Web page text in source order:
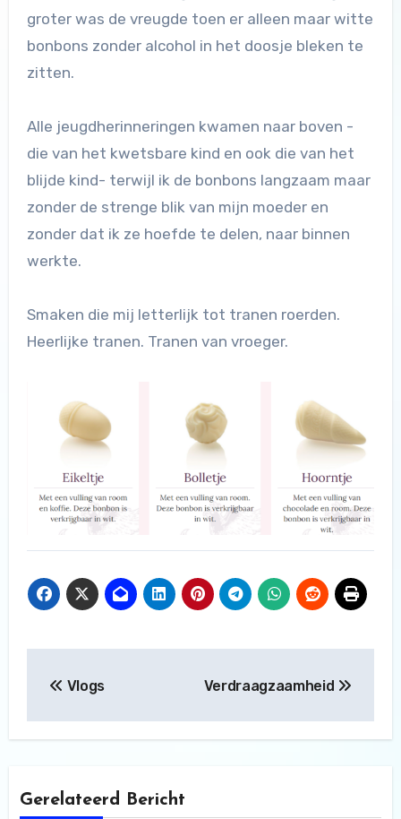
groter was de vreugde toen er alleen maar witte
bonbons zonder alcohol in het doosje bleken te
zitten.
Alle jeugdherinneringen kwamen naar boven -
die van het kwetsbare kind en ook die van het
blijde kind- terwijl ik de bonbons langzaam maar
zonder de strenge blik van mijn moeder en
zonder dat ik ze hoefde te delen, naar binnen
werkte.
Smaken die mij letterlijk tot tranen roerden.
Heerlijke tranen. Tranen van vroeger.
navigatie
Vlogs Verdraagzaamheid
Gerelateerd Bericht